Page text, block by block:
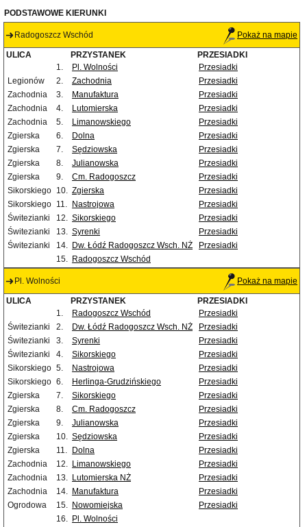
PODSTAWOWE KIERUNKI
Radogoszcz Wschód Pokaż na mapie
ULICA PRZYSTANEK
PRZESIADKI
1.
Pl. Wolności
Przesiadki
Legionów
2. Zachodnia
Przesiadki
Zachodnia
3. Manufaktura
Przesiadki
Zachodnia
4. Lutomierska
Przesiadki
Zachodnia
5. Limanowskiego
Przesiadki
Zgierska
6. Dolna
Przesiadki
Zgierska
7. Sędziowska
Przesiadki
Zgierska
8. Julianowska
Przesiadki
Zgierska
9. Cm. Radogoszcz
Przesiadki
Sikorskiego 10. Zgierska
Przesiadki
Sikorskiego 11. Nastrojowa
Przesiadki
Świtezianki
12. Sikorskiego
Przesiadki
Świtezianki
13. Syrenki
Przesiadki
Świtezianki
14. Dw. Łódź Radogoszcz Wsch. NŻ
Przesiadki
15. Radogoszcz Wschód
Pl. Wolności Pokaż na mapie
ULICA PRZYSTANEK
PRZESIADKI
1.
Radogoszcz Wschód
Przesiadki
Świtezianki
2. Dw. Łódź Radogoszcz Wsch. NŻ
Przesiadki
Świtezianki
3. Syrenki
Przesiadki
Świtezianki
4. Sikorskiego
Przesiadki
Sikorskiego 5. Nastrojowa
Przesiadki
Sikorskiego 6. Herlinga-Grudzińskiego
Przesiadki
Zgierska
7. Sikorskiego
Przesiadki
Zgierska
8. Cm. Radogoszcz
Przesiadki
Zgierska
9. Julianowska
Przesiadki
Zgierska
10. Sędziowska
Przesiadki
Zgierska
11. Dolna
Przesiadki
Zachodnia
12. Limanowskiego
Przesiadki
Zachodnia
13. Lutomierska NŻ
Przesiadki
Zachodnia
14. Manufaktura
Przesiadki
Ogrodowa
15. Nowomiejska
Przesiadki
16. Pl. Wolności